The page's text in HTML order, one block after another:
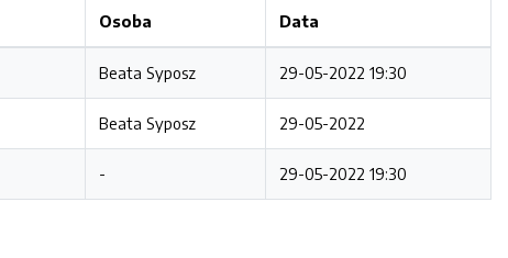
Osoba Data
Beata Syposz 29-05-2022 19:30
Beata Syposz 29-05-2022
- 29-05-2022 19:30